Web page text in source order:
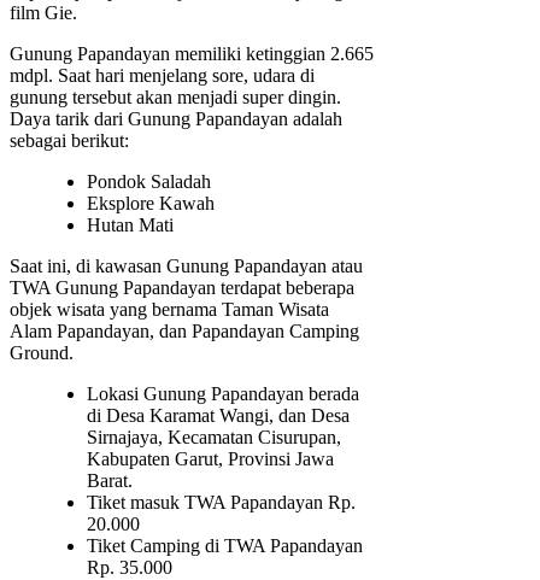
film Gie.
Gunung Papandayan memiliki ketinggian 2.665
mdpl. Saat hari menjelang sore, udara di
gunung tersebut akan menjadi super dingin.
Daya tarik dari Gunung Papandayan adalah
sebagai berikut:
Pondok Saladah
Eksplore Kawah
Hutan Mati
Saat ini, di kawasan Gunung Papandayan atau
TWA Gunung Papandayan terdapat beberapa
objek wisata yang bernama Taman Wisata
Alam Papandayan, dan Papandayan Camping
Ground.
Lokasi Gunung Papandayan berada
di Desa Karamat Wangi, dan Desa
Sirnajaya, Kecamatan Cisurupan,
Kabupaten Garut, Provinsi Jawa
Barat.
Tiket masuk TWA Papandayan Rp.
20.000
Tiket Camping di TWA Papandayan
Rp. 35.000